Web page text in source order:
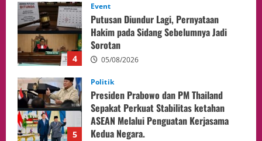
5
Politik
Presiden Prabowo dan PM Thailand
Sepakat Perkuat Stabilitas ketahan
ASEAN Melalui Penguatan Kerjasama
Kedua Negara.
1
Culture
Pengadilan Agama Jakarta Pusat
Selesaikan 25 Perkara Isbat Nikah bagi
WNI di Johor Bahru
06/08/2026